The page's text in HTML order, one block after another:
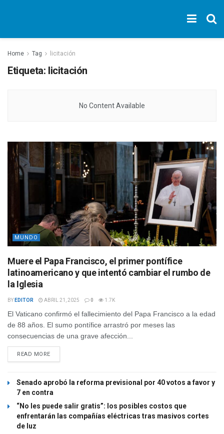
Home Tag licitación
Etiqueta: licitación
No Content Available
MUNDO
Muere el Papa Francisco, el primer pontífice
latinoamericano y que intentó cambiar el rumbo de
la Iglesia
BY EDITOR ABRIL 21, 2025 0 1.7K
El Vaticano confirmó el fallecimiento del Papa Francisco a la edad
de 88 años. El sumo pontífice arrastró por meses las
consecuencias de una grave afección...
READ MORE
Senado aprobó la reforma previsional por 40 votos a favor y
7 en contra
“No les puede salir gratis”: los posibles costos que
enfrentarán las compañías eléctricas tras masivos cortes
de luz